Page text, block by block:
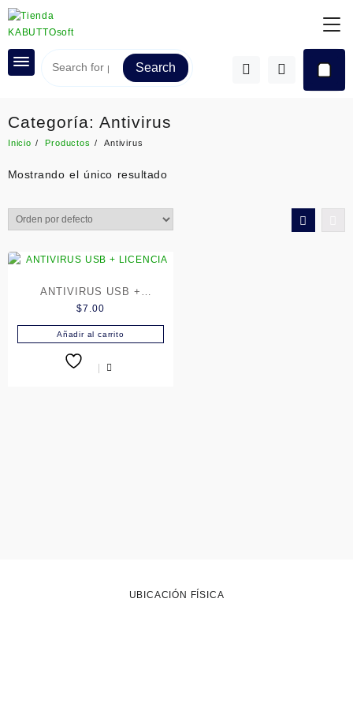
Saltar
al
Search
Categoría: Antivirus
Inicio Productos Antivirus
Mostrando el único resultado
ANTIVIRUS USB +
LICENCIA
$7.00
Añadir al carrito
UBICACIÓN FÍSICA